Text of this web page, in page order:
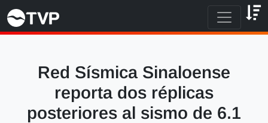
Red Sísmica Sinaloense
reporta dos réplicas
posteriores al sismo de 6.1